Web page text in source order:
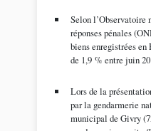
Selon l’Observatoire national de la délinquance et des
réponses pénales
biens enregistrées en
de 1,9 % entre juin
Lors de la
par la gendarmerie
municipal de Givry